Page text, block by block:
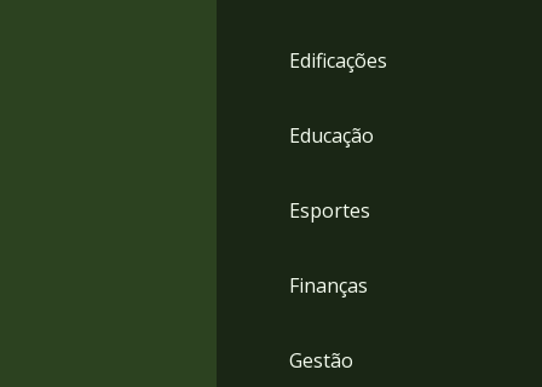
Edificações
Educação
Esportes
Finanças
Gestão